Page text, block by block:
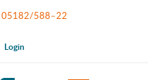
05182/588–22
Login